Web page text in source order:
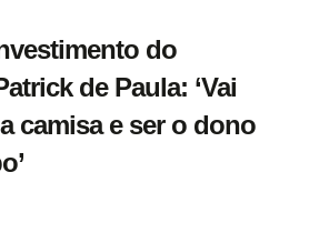
do
de Paula: ‘Vai
camisa e ser o dono